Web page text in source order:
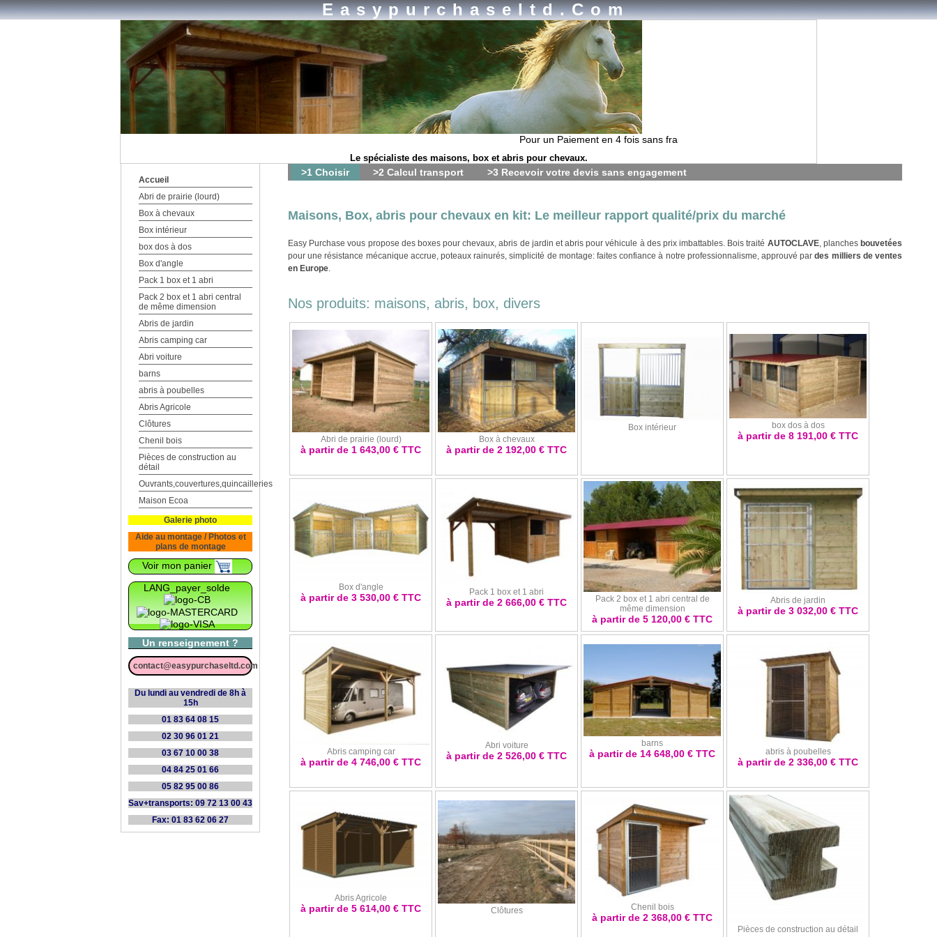
Easypurchaseltd.com
Pour un Paiement en 4 fois sans frais à partir de 1 600€ contactez nous!
Le spécialiste des maisons, box et abris pour chevaux.
Accueil
Abri de prairie (lourd)
Box à chevaux
Box intérieur
box dos à dos
Box d'angle
Pack 1 box et 1 abri
Pack 2 box et 1 abri central
de même dimension
Abris de jardin
Abris camping car
Abri voiture
barns
abris à poubelles
Abris Agricole
Clôtures
Chenil bois
Pièces de construction au
détail
Ouvrants,couvertures,quincailleries
Maison Ecoa
Galerie photo
Aide au montage / Photos et
plans de montage
Voir mon panier
LANG_payer_solde
Un renseignement ?
contact@easypurchaseltd.com
Du lundi au vendredi de 8h à
15h
01 83 64 08 15
02 30 96 01 21
03 67 10 00 38
04 84 25 01 66
05 82 95 00 86
Sav+transports: 09 72 13 00 43
Fax: 01 83 62 06 27
>1 Choisir >2 Calcul transport >3 Recevoir votre devis sans engagement
Maisons, Box, abris pour chevaux en kit: Le meilleur rapport qualité/prix du marché
Easy Purchase vous propose des boxes pour chevaux, abris de jardin et abris pour véhicule à des prix imbattables. Bois traité AUTOCLAVE, planches bouvetées
pour une résistance mécanique accrue, poteaux rainurés, simplicité de montage: faites confiance à notre professionnalisme, approuvé pardes milliers de ventes
en Europe.
Nos produits: maisons, abris, box, divers
Abri de prairie (lourd)
à partir de 1 643,00 € TTC
Box à chevaux
à partir de 2 192,00 € TTC
Box intérieur box dos à dos
à partir de 8 191,00 € TTC
Box d'angle
à partir de 3 530,00 € TTC
Pack 1 box et 1 abri
à partir de 2 666,00 € TTC
Pack 2 box et 1 abri central de
même dimension
à partir de 5 120,00 € TTC
Abris de jardin
à partir de 3 032,00 € TTC
Abris camping car
à partir de 4 746,00 € TTC
Abri voiture
à partir de 2 526,00 € TTC
barns
à partir de 14 648,00 € TTC abris à poubelles
à partir de 2 336,00 € TTC
Abris Agricole
à partir de 5 614,00 € TTC Clôtures Chenil bois
à partir de 2 368,00 € TTC
Pièces de construction au détail